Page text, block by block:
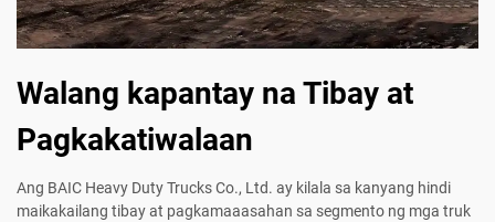
Walang kapantay na Tibay at
Pagkakatiwalaan
Ang BAIC Heavy Duty Trucks Co., Ltd. ay kilala sa kanyang hindi
maikakailang tibay at pagkamaaasahan sa segmento ng mga truk